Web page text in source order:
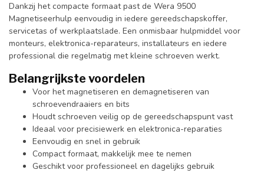
Dankzij het compacte formaat past de Wera 9500
Magnetiseerhulp eenvoudig in iedere gereedschapskoffer,
servicetas of werkplaatslade. Een onmisbaar hulpmiddel voor
monteurs, elektronica-reparateurs, installateurs en iedere
professional die regelmatig met kleine schroeven werkt.
Belangrijkste voordelen
Voor het magnetiseren en demagnetiseren van
schroevendraaiers en bits
Houdt schroeven veilig op de gereedschapspunt vast
Ideaal voor precisiewerk en elektronica-reparaties
Eenvoudig en snel in gebruik
Compact formaat, makkelijk mee te nemen
Geschikt voor professioneel en dagelijks gebruik